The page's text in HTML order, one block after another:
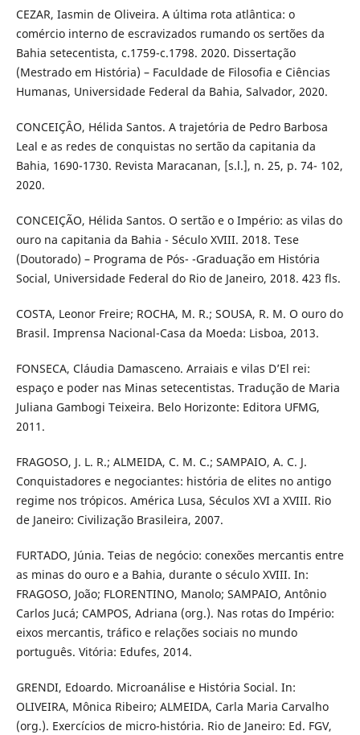
CEZAR, Iasmin de Oliveira. A última rota atlântica: o
comércio interno de escravizados rumando os sertões da
Bahia setecentista, c.1759-c.1798. 2020. Dissertação
(Mestrado em História) – Faculdade de Filosofia e Ciências
Humanas, Universidade Federal da Bahia, Salvador, 2020.
CONCEIÇÂO, Hélida Santos. A trajetória de Pedro Barbosa
Leal e as redes de conquistas no sertão da capitania da
Bahia, 1690-1730. Revista Maracanan, [s.l.], n. 25, p. 74- 102,
2020.
CONCEIÇÃO, Hélida Santos. O sertão e o Império: as vilas do
ouro na capitania da Bahia - Século XVIII. 2018. Tese
(Doutorado) – Programa de Pós- -Graduação em História
Social, Universidade Federal do Rio de Janeiro, 2018. 423 fls.
COSTA, Leonor Freire; ROCHA, M. R.; SOUSA, R. M. O ouro do
Brasil. Imprensa Nacional-Casa da Moeda: Lisboa, 2013.
FONSECA, Cláudia Damasceno. Arraiais e vilas D’El rei:
espaço e poder nas Minas setecentistas. Tradução de Maria
Juliana Gambogi Teixeira. Belo Horizonte: Editora UFMG,
2011.
FRAGOSO, J. L. R.; ALMEIDA, C. M. C.; SAMPAIO, A. C. J.
Conquistadores e negociantes: história de elites no antigo
regime nos trópicos. América Lusa, Séculos XVI a XVIII. Rio
de Janeiro: Civilização Brasileira, 2007.
FURTADO, Júnia. Teias de negócio: conexões mercantis entre
as minas do ouro e a Bahia, durante o século XVIII. In:
FRAGOSO, João; FLORENTINO, Manolo; SAMPAIO, Antônio
Carlos Jucá; CAMPOS, Adriana (org.). Nas rotas do Império:
eixos mercantis, tráfico e relações sociais no mundo
português. Vitória: Edufes, 2014.
GRENDI, Edoardo. Microanálise e História Social. In:
OLIVEIRA, Mônica Ribeiro; ALMEIDA, Carla Maria Carvalho
(org.). Exercícios de micro-história. Rio de Janeiro: Ed. FGV,